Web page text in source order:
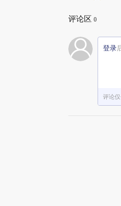
评论区 0
登录
评论